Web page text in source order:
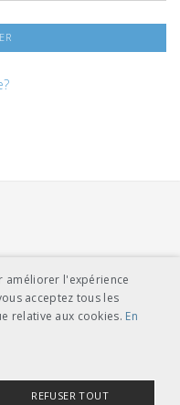
améliorer l'expérience
acceptez tous les
relative aux cookies. En
REFUSER TOUT